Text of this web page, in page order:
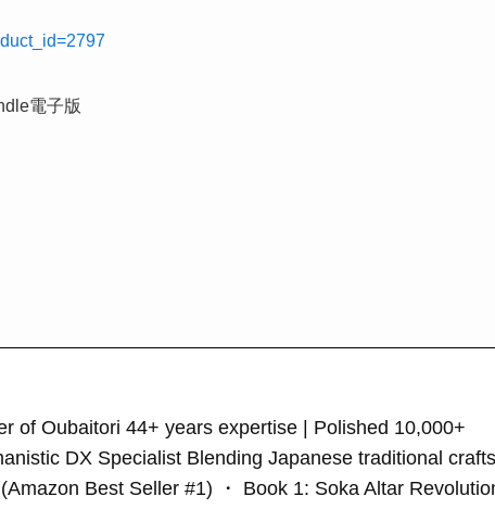
電子版
of Oubaitori 44+ years expertise | Polished 10,000+
DX Specialist Blending Japanese traditional crafts
Best Seller #1) ・ Book 1: Soka Altar